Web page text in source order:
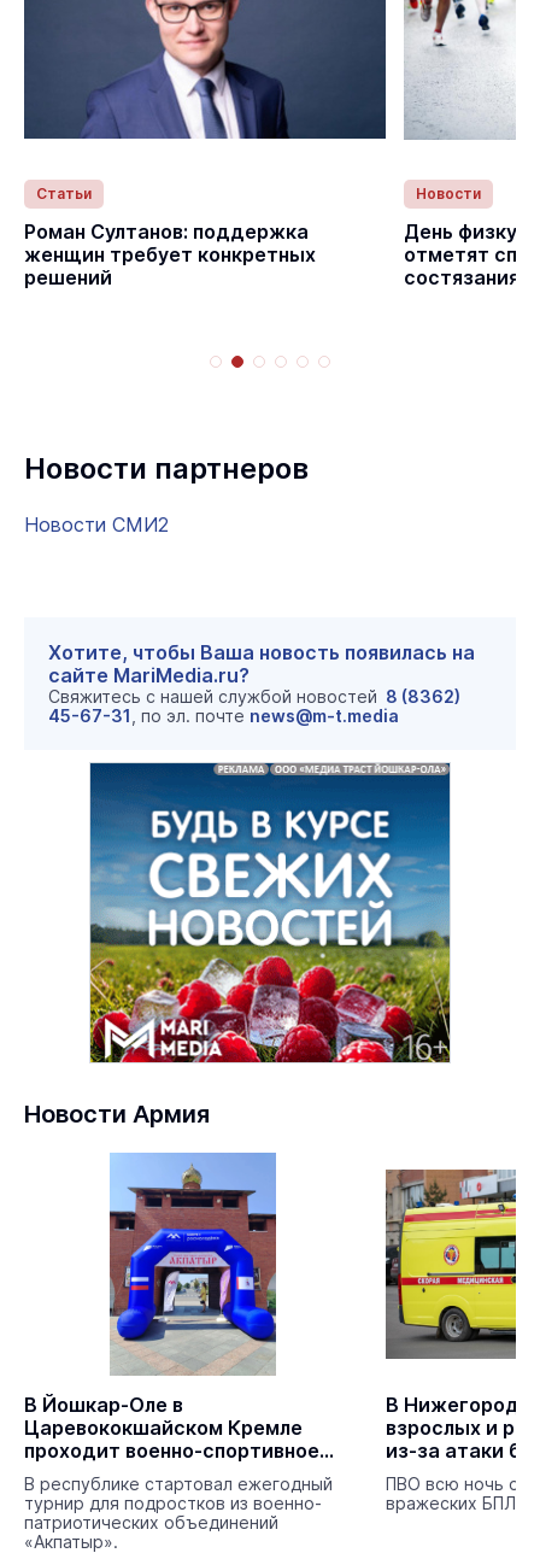
Статьи
Роман Султанов: поддержка
женщин требует конкретных
решений
Новости
День
отметят
Новости партнеров
Новости СМИ2
Хотите, чтобы Ваша новость появилась на
сайте MariMedia.ru?
Свяжитесь с нашей службой новостей 8 (8362)
45-67-31 , по эл. почте news@m-t.media
Новости Армия
В Йошкар-Оле в
Царевококшайском Кремле
проходит военно-спортивное
многоборье
В республике стартовал ежегодный
турнир для подростков из военно-
патриотических объединений
«Акпатыр».
В
взрослых и
из-за атаки
ПВО всю ночь
вражеских БПЛА.